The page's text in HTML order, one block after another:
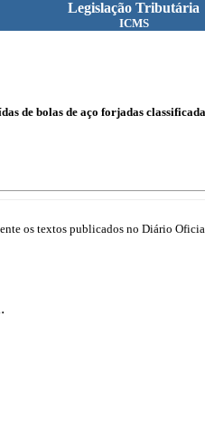
Legislação Tributária
ICMS
de bolas de aço forjadas
os textos publicados no Diário